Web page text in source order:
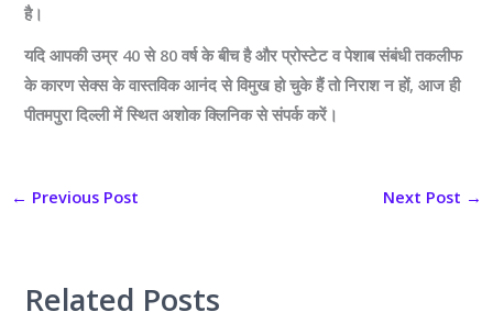
है।
यदि आपकी उम्र 40 से 80 वर्ष के बीच है और प्रोस्टेट व पेशाब संबंधी तकलीफ
के कारण सेक्स के वास्तविक आनंद से विमुख हो चुके हैं तो निराश न हों, आज ही
पीतमपुरा दिल्ली में स्थित अशोक क्लिनिक से संपर्क करें।
← Previous Post Next Post →
Related Posts